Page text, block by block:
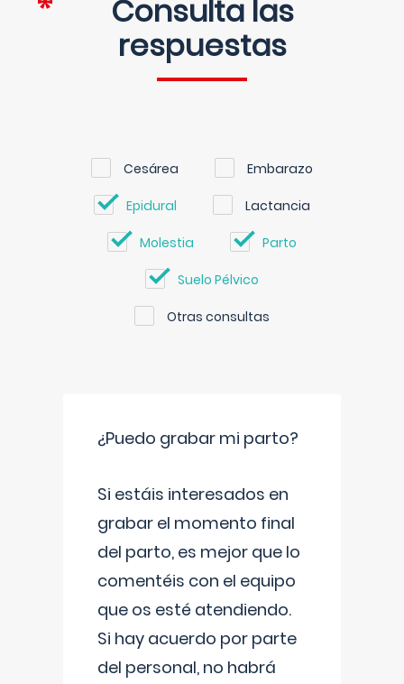
Consulta las
respuestas
Cesárea Embarazo
Epidural Lactancia
Molestia Parto
Suelo Pélvico
Otras consultas
¿Puedo grabar mi parto?
Si estáis interesados en
grabar el momento final
del parto, es mejor que lo
comentéis con el equipo
que os esté atendiendo.
Si hay acuerdo por parte
del personal, no habrá